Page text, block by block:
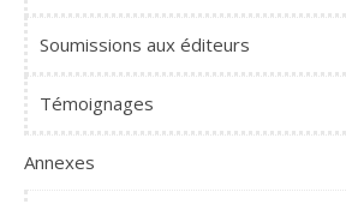
Soumissions aux éditeurs
Témoignages
Annexes